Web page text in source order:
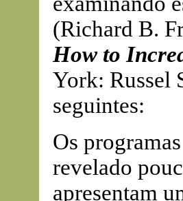
(Richard B.
How to
York: Russel
seguintes:
Os
revelado
apresentam